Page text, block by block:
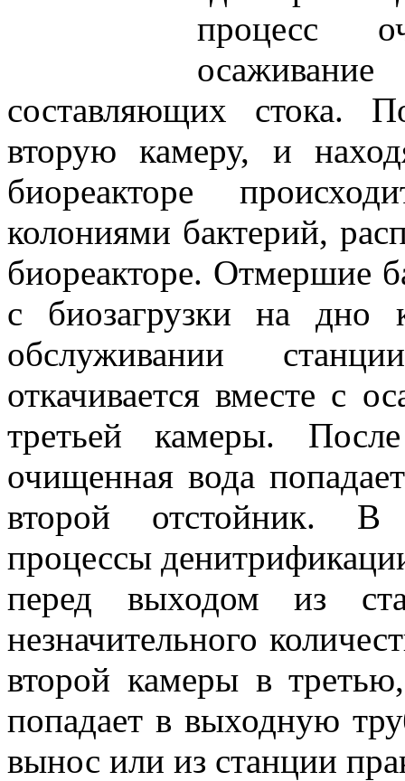
процесс
составляющих стока.
вторую камеру, и
биореакторе
колониями бактерий,
биореакторе. Отмершие
с биозагрузки на дно
обслуживании
откачивается вместе с
третьей камеры.
очищенная вода
второй отстойник. В
процессы
перед выходом из
незначительного
второй камеры в
попадает в выходную
вынос или из станции